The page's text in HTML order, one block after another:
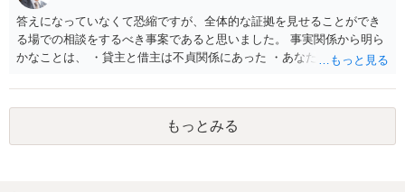
答えになっていなくて恐縮ですが、全体的な証拠を見せることができ
る場での相談をするべき事案であると思いました。 事実関係から明ら
かなことは、 ・貸主と借主は不貞関係にあった ・あなたから相手に金
想されるのは、 ・もらったものだ ・貸したかもしれないが、不法原因
給付ではない でしょう。 書かれた情報だけからは、不法原因給付であ
るといえそうなものはありませんでした。 不貞当事者間での貸金だか
らといって不法原因給付になるわけではありません。 あなたが性行為
もっとみる